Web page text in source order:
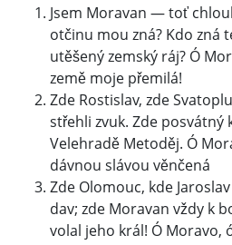
Jsem Moravan — toť
otčinu mou zná? Kdo zná
utěšený zemský ráj? Ó
země moje přemilá!
Zde Rostislav, zde
střehli zvuk. Zde posvátný
Velehradě Metoděj. Ó
dávnou slávou věnčená
Zde Olomouc, kde
dav; zde Moravan vždy k
volal jeho král! Ó Moravo,